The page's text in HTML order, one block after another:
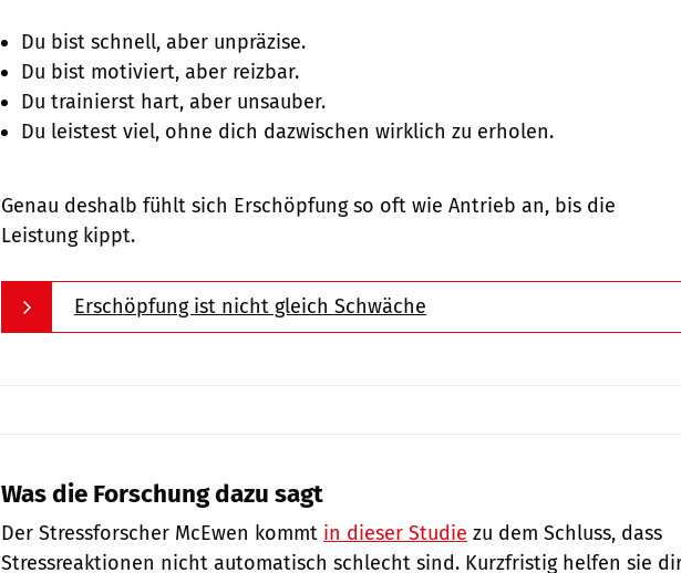
Du bist schnell, aber unpräzise.
Du bist motiviert, aber reizbar.
Du trainierst hart, aber unsauber.
Du leistest viel, ohne dich dazwischen wirklich zu erholen.
Genau deshalb fühlt sich Erschöpfung so oft wie Antrieb an, bis die
Leistung kippt.
Erschöpfung ist nicht gleich Schwäche
Was die Forschung dazu sagt
Der Stressforscher McEwen kommt in dieser Studie zu dem Schluss, dass
Stressreaktionen nicht automatisch schlecht sind. Kurzfristig helfen sie